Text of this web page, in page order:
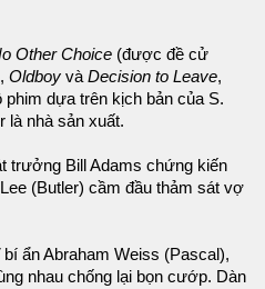
Other Choice (được đề cử
Oldboy và Decision to Leave,
phim dựa trên kịch bản của S.
là nhà sản xuất.
trưởng Bill Adams chứng kiến
(Butler) cầm đầu thảm sát vợ
ẩn Abraham Weiss (Pascal),
nhau chống lại bọn cướp. Dàn